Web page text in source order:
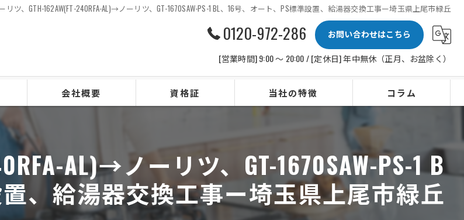
リツ、GTH-162AW(FT-240RFA-AL)→ノーリツ、GT-1670SAW-PS-1 BL、16号、オート、PS標準設置、給湯器交換工事ー埼玉県上尾市緑丘
0120-972-286
お問い合わせはこちら
[営業時間] 9:00 〜 20:00 / [定休日] 年中無休（正月、お盆除く）
会社概要 資格証 当社の特徴
レンジフード
水栓
IHクッキングヒーター
コラム
AL)→ノーリツ、GT-1670SAW-PS-1 B
、給湯器交換工事ー埼玉県上尾市緑丘